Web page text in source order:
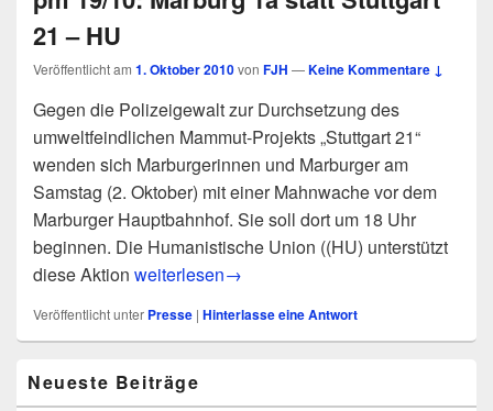
21 – HU
Veröffentlicht am 1. Oktober 2010von FJH —Keine Kommentare ↓
Gegen die Polizeigewalt zur Durchsetzung des
umweltfeindlichen Mammut-Projekts „Stuttgart 21“
wenden sich Marburgerinnen und Marburger am
Samstag (2. Oktober) mit einer Mahnwache vor dem
Marburger Hauptbahnhof. Sie soll dort um 18 Uhr
beginnen. Die Humanistische Union ((HU) unterstützt
diese Aktion pm 19/10: Marburg 1a statt Stuttgart 21 – HU
weiterlesen→
Veröffentlicht unter Presse | Hinterlasse eine Antwort
Seitenleisten
Neueste Beiträge